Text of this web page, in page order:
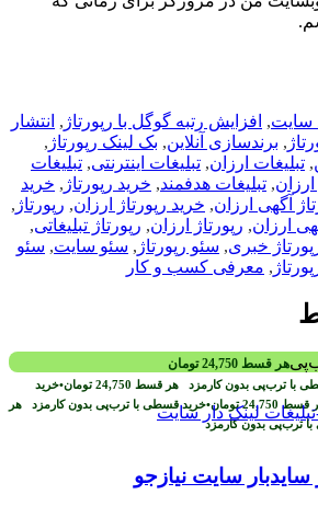
سایت, افزایش رتبه گوگل با رپورتاژ , انتشار
, برندسازی آنلاین, بک لینک رپورتاژ ,
, تبلیغات ارزان, تبلیغات اینترنتی, تبلیغات
ارزان, تبلیغات هدفمند, خرید رپورتاژ , خرید
آگهی ارزان, خرید رپورتاژ ارزان, رپورتاژ ,
ارزان, رپورتاژ ارزان, رپورتاژ تبلیغاتی,
خبری, سئو رپورتاژ , سئو سایت, سئو
, معرفی کسب و کار
هر قسط 24,750 تومان
با ترب‌پی بدون کارمزد هر قسط 24,750 تومان•خرید
قسط 24,750 تومان•خرید قسطی با ترب‌پی بدون کارمزد هر
ترب‌پی بدون کارمزد
سایت نیازجو